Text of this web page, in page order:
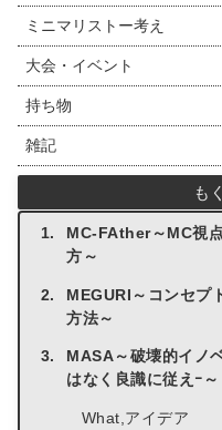
ミニマリストー考え
大会・イベント
持ち物
雑記
も
MC-FAther～MC視
方～
MEGURI～コンセプ
方法～
MASA～破壊的イノ
はなく良識に従えｰ～
What,アイデア